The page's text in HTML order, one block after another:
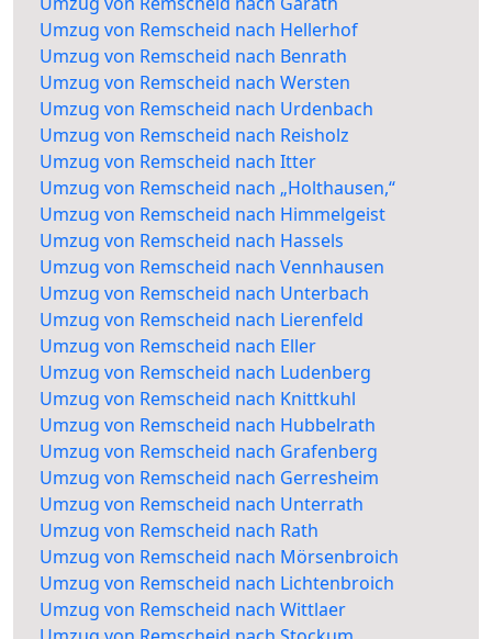
Umzug von Remscheid nach Hellerhof
Umzug von Remscheid nach Benrath
Umzug von Remscheid nach Wersten
Umzug von Remscheid nach Urdenbach
Umzug von Remscheid nach Reisholz
Umzug von Remscheid nach Itter
Umzug von Remscheid nach „Holthausen,“
Umzug von Remscheid nach Himmelgeist
Umzug von Remscheid nach Hassels
Umzug von Remscheid nach Vennhausen
Umzug von Remscheid nach Unterbach
Umzug von Remscheid nach Lierenfeld
Umzug von Remscheid nach Eller
Umzug von Remscheid nach Ludenberg
Umzug von Remscheid nach Knittkuhl
Umzug von Remscheid nach Hubbelrath
Umzug von Remscheid nach Grafenberg
Umzug von Remscheid nach Gerresheim
Umzug von Remscheid nach Unterrath
Umzug von Remscheid nach Rath
Umzug von Remscheid nach Mörsenbroich
Umzug von Remscheid nach Lichtenbroich
Umzug von Remscheid nach Wittlaer